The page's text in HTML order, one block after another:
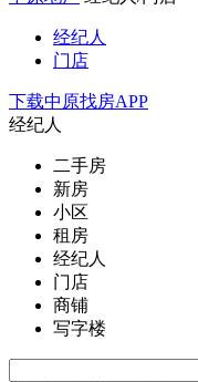
经纪人
门店
下载中原找房APP
经纪人
二手房
新房
小区
租房
经纪人
门店
商铺
写字楼